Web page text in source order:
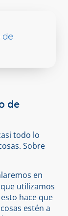
de
de
todo lo
Sobre
en
utilizamos
hace que
estén a